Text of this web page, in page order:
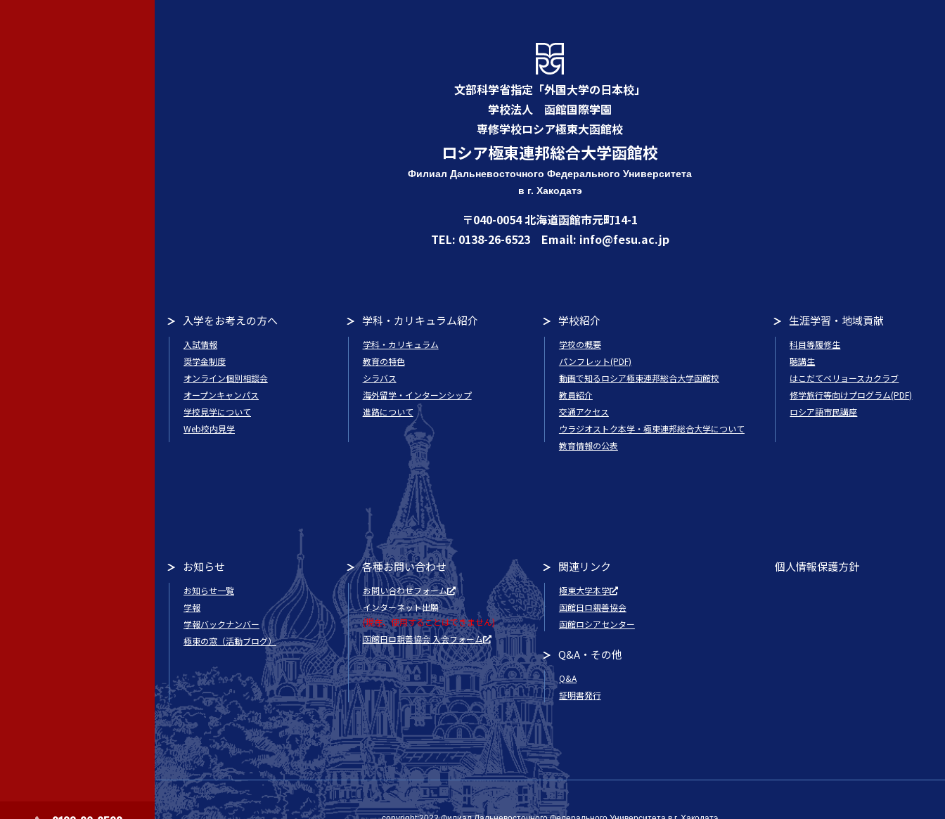
文部科学省指定「外国大学の日本校」
学校法人 函館国際学園
専修学校ロシア極東大函館校
ロシア極東連邦総合大学函館校
Филиал Дальневосточного Федерального Университета
в г. Хакодатэ
〒040-0054 北海道函館市元町14-1
TEL: 0138-26-6523 Email: info@fesu.ac.jp
入学をお考えの方へ
入試情報
奨学金制度
オンライン個別相談会
オープンキャンパス
学校見学について
Web校内見学
学科・カリキュラム紹介
学科・カリキュラム
教育の特色
シラバス
海外留学・インターンシップ
進路について
学校紹介
学校の概要
パンフレット(PDF)
動画で知るロシア極東連邦総合大学函館校
教員紹介
交通アクセス
ウラジオストク本学・極東連邦総合大学について
教育情報の公表
生涯学習・地域貢献
科目等履修生
聴講生
はこだてベリョースカクラブ
修学旅行等向けプログラム(PDF)
ロシア語市民講座
お知らせ
お知らせ一覧
学報
学報バックナンバー
極東の窓（活動ブログ）
各種お問い合わせ
お問い合わせフォーム
インターネット出願
(現在、使用することはできません)
函館日ロ親善協会 入会フォーム
関連リンク
極東大学本学
函館日ロ親善協会
函館ロシアセンター
Q&A・その他
Q&A
証明書発行
個人情報保護方針